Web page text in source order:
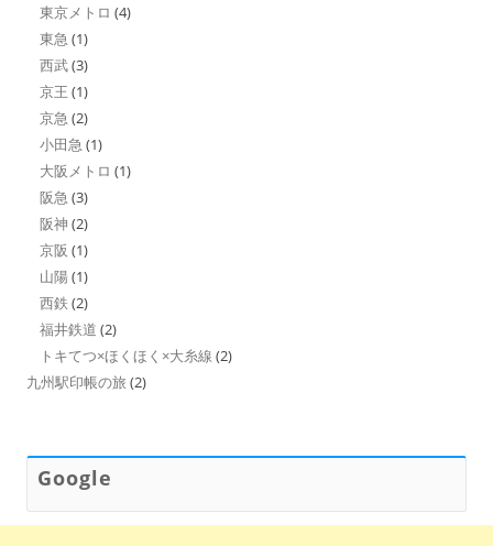
東京メトロ (4)
東急 (1)
西武(3)
京王 (1)
京急 (2)
小田急 (1)
大阪メトロ (1)
阪急 (3)
阪神 (2)
京阪 (1)
山陽 (1)
西鉄 (2)
福井鉄道 (2)
トキてつ×ほくほく×大糸線 (2)
九州駅印帳の旅 (2)
Google